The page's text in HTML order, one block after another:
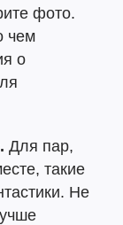
фото.
чем
о
Для пар,
такие
Не